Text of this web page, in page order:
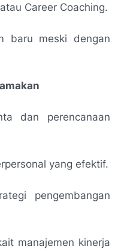
Career Coaching.
baru meski dengan
dan perencanaan
yang efektif.
pengembangan
manajemen kinerja